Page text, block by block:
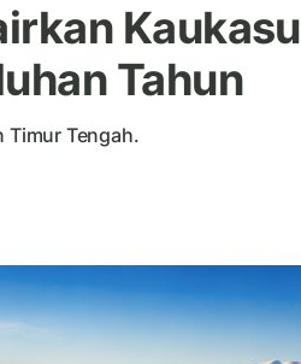
Tahun
Timur Tengah.